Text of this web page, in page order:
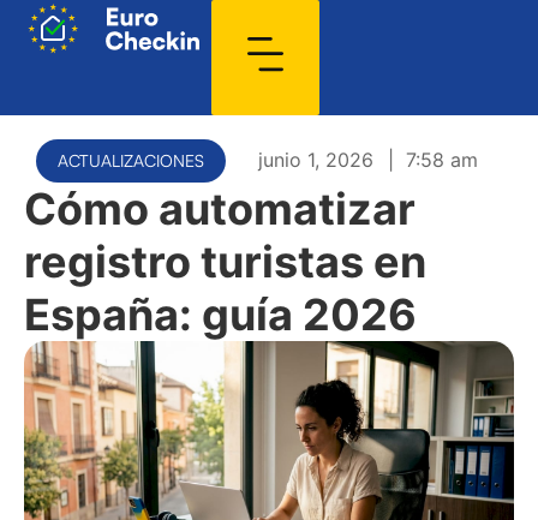
ACTUALIZACIONES junio 1, 2026 7:58 am
Cómo automatizar
registro turistas en
España: guía 2026